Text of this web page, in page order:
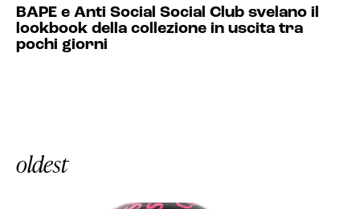
BAPE e Anti Social Social Club svelano il
lookbook della collezione in uscita tra
pochi giorni
oldest